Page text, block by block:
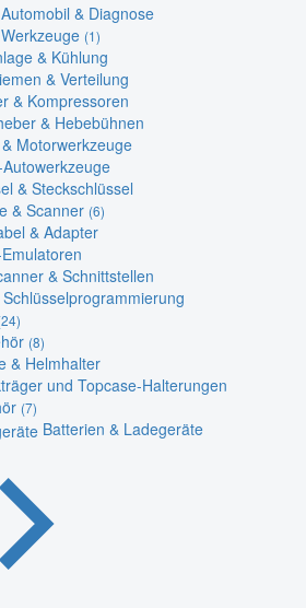
& Diagnose
(1)
& Kühlung
& Verteilung
& Kompressoren
& Hebebühnen
Motorwerkzeuge
& Steckschlüssel
& Scanner (6)
& Adapter
& Schnittstellen
Schlüsselprogrammierung
(8)
& Helmhalter
und Topcase-Halterungen
(7)
Batterien & Ladegeräte